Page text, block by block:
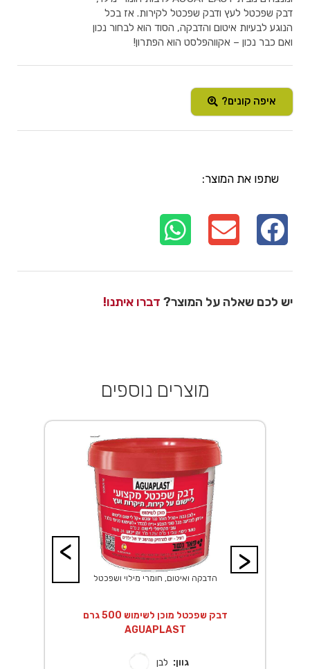
דבק שפכטל לעץ ודבק שפכטל לקירות. אז בכל
הנוגע לבעיות איטום והדבקה, הסוד הוא לבחור נכון
ואם כבר נכון – אקווהפלסט הוא הפתרון!
איפה קונים?
שתפו את המוצר:
יש לכם שאלה על המוצר? דברו איתנו!
מוצרים נוספים
>
הדבקה ואיטום, חומרי מילוי ושפכטל
דבק שפכטל מוכן לשימוש 500 גרם
AGUAPLAST
גוון: לבן
<